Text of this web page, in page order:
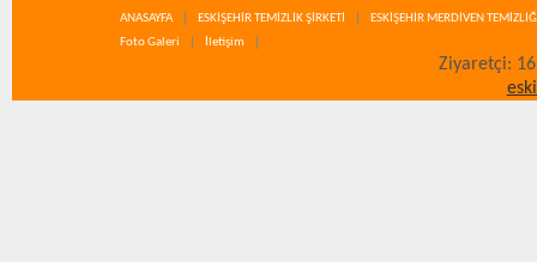
ANASAYFA ESKİŞEHİR TEMİZLİK ŞİRKETİ
ESKİŞEHİR MERDİVEN
Foto Galeri
İletişim
Ziyaretçi: